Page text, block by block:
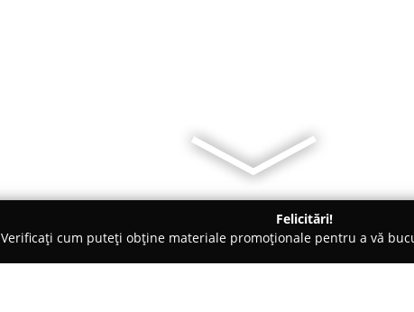
Felicitări!
Verificați cum puteți obține materiale promoționale pentru a vă